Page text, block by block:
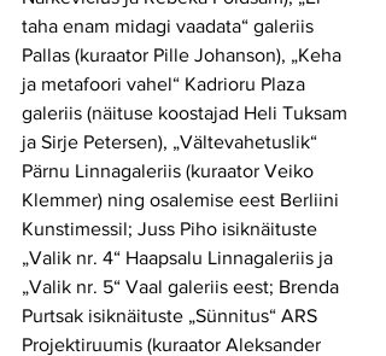
taha enam midagi vaadata“ galeriis
Pallas (kuraator Pille Johanson), „Keha
ja metafoori vahel“ Kadrioru Plaza
galeriis (näituse koostajad Heli Tuksam
ja Sirje Petersen), „Vältevahetuslik“
Pärnu Linnagaleriis (kuraator Veiko
Klemmer) ning osalemise eest Berliini
Kunstimessil; Juss Piho isiknäituste
„Valik nr. 4“ Haapsalu Linnagaleriis ja
„Valik nr. 5“ Vaal galeriis eest; Brenda
Purtsak isiknäituste „Sünnitus“ ARS
Projektiruumis (kuraator Aleksander